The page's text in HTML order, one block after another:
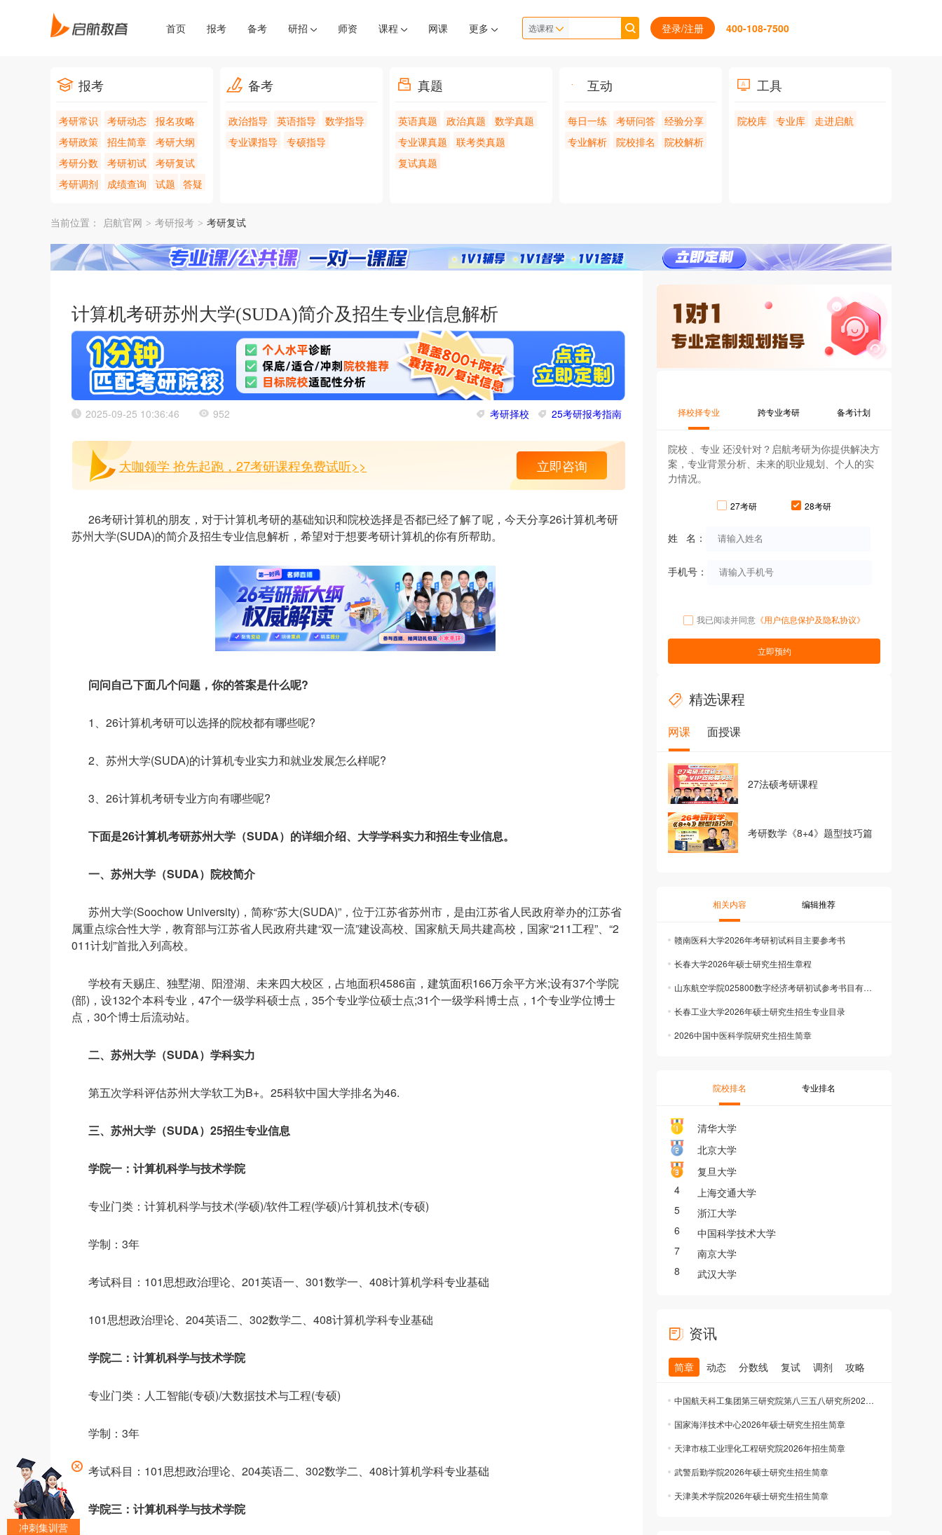
首页 报考 备考 研招 师资 课程 网课 更多 选课程 登录/注册 400-108-7500
报考
考研常识 考研动态
报名攻略
考研政策
招生简章
考研大纲
考研分数
考研初试
考研复试
考研调剂
成绩查询 试题 答疑
备考
政治指导 英语指导
数学指导
专业课指导
专硕指导
真题
英语真题 政治真题
数学真题
专业课真题
联考类真题
复试真题
互动
每日一练 考研问答
经验分享
专业解析
院校排名 院校解析
工具
院校库 专业库 走进启航
当前位置： 启航官网 > 考研报考 > 考研复试
计算机考研苏州大学(SUDA)简介及招生专业信息解析
2025-09-25 10:36:46 952 考研择校 25考研报考指南
大咖领学 抢先起跑，27考研课程免费试听>> 立即咨询
26考研计算机的朋友，对于计算机考研的基础知识和院校选择是否都已经了解了呢，今天分享26计算机考研
苏州大学(SUDA)的简介及招生专业信息解析，希望对于想要考研计算机的你有所帮助。
问问自己下面几个问题，你的答案是什么呢?
1、26计算机考研可以选择的院校都有哪些呢?
2、苏州大学(SUDA)的计算机专业实力和就业发展怎么样呢?
3、26计算机考研专业方向有哪些呢?
下面是26计算机考研苏州大学（SUDA）的详细介绍、大学学科实力和招生专业信息。
一、苏州大学（SUDA）院校简介
苏州大学(Soochow University)，简称“苏大(SUDA)”，位于江苏省苏州市，是由江苏省人民政府举办的江苏省
属重点综合性大学，教育部与江苏省人民政府共建“双一流”建设高校、国家航天局共建高校，国家“211工程”、“2
011计划”首批入列高校。
学校有天赐庄、独墅湖、阳澄湖、未来四大校区，占地面积4586亩，建筑面积166万余平方米;设有37个学院
(部)，设132个本科专业，47个一级学科硕士点，35个专业学位硕士点;31个一级学科博士点，1个专业学位博士
点，30个博士后流动站。
二、苏州大学（SUDA）学科实力
第五次学科评估苏州大学软工为B+。25科软中国大学排名为46.
三、苏州大学（SUDA）25招生专业信息
学院一：计算机科学与技术学院
专业门类：计算机科学与技术(学硕)/软件工程(学硕)/计算机技术(专硕)
学制：3年
考试科目：101思想政治理论、201英语一、301数学一、408计算机学科专业基础
101思想政治理论、204英语二、302数学二、408计算机学科专业基础
学院二：计算机科学与技术学院
专业门类：人工智能(专硕)/大数据技术与工程(专硕)
学制：3年
考试科目：101思想政治理论、204英语二、302数学二、408计算机学科专业基础
学院三：计算机科学与技术学院
择校择专业 跨专业考研 备考计划
院校 、专业 还没针对？启航考研为你提供解决方
案，专业背景分析、未来的职业规划、个人的实
力情况。
27考研 28考研
姓 名：
手机号：
我已阅读并同意 《用户信息保护及隐私协议》
立即预约
精选课程
网课 面授课
27法硕考研课程
考研数学《8+4》题型技巧篇
相关内容 编辑推荐
赣南医科大学2026年考研初试科目主要参考书
长春大学2026年硕士研究生招生章程
山东航空学院025800数字经济考研初试参考书目有哪些？
长春工业大学2026年硕士研究生招生专业目录
2026中国中医科学院研究生招生简章
院校排名 专业排名
清华大学
北京大学
复旦大学
4
上海交通大学
5
浙江大学
6
中国科学技术大学
7
南京大学
8
武汉大学
资讯
简章 动态 分数线 复试 调剂 攻略
中国航天科工集团第三研究院第八三五八研究所2026年统考生招生简章
国家海洋技术中心2026年硕士研究生招生简章
天津市核工业理化工程研究院2026年招生简章
武警后勤学院2026年硕士研究生招生简章
天津美术学院2026年硕士研究生招生简章
冲刺集训营